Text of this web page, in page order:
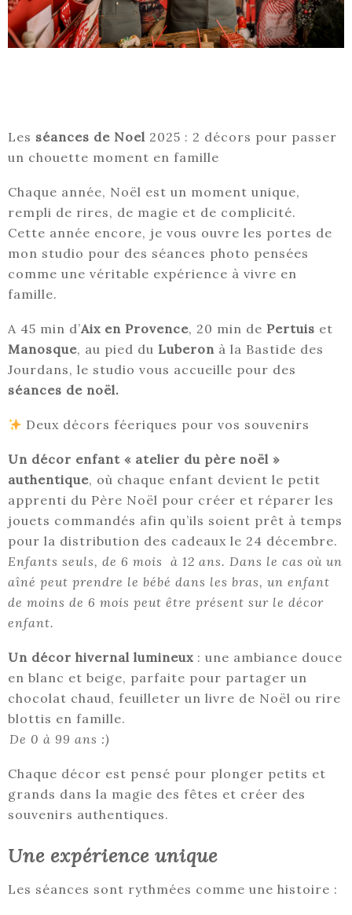
Les séances de Noel 2025 : 2 décors pour passer
un chouette moment en famille
Chaque année, Noël est un moment unique,
rempli de rires, de magie et de complicité.
Cette année encore, je vous ouvre les portes de
mon studio pour des séances photo pensées
comme une véritable expérience à vivre en
famille.
A 45 min d’Aix en Provence, 20 min de Pertuis et
Manosque, au pied du Luberon à la Bastide des
Jourdans, le studio vous accueille pour des
séances de noël.
Deux décors féeriques pour vos souvenirs
Un décor enfant « atelier du père noël »
authentique, où chaque enfant devient le petit
apprenti du Père Noël pour créer et réparer les
jouets commandés afin qu’ils soient prêt à temps
pour la distribution des cadeaux le 24 décembre.
Enfants seuls, de 6 mois à 12 ans. Dans le cas où un
aîné peut prendre le bébé dans les bras, un enfant
de moins de 6 mois peut être présent sur le décor
enfant.
Un décor hivernal lumineux : une ambiance douce
en blanc et beige, parfaite pour partager un
chocolat chaud, feuilleter un livre de Noël ou rire
blottis en famille.
De 0 à 99 ans :)
Chaque décor est pensé pour plonger petits et
grands dans la magie des fêtes et créer des
souvenirs authentiques.
Une expérience unique
Les séances sont rythmées comme une histoire :